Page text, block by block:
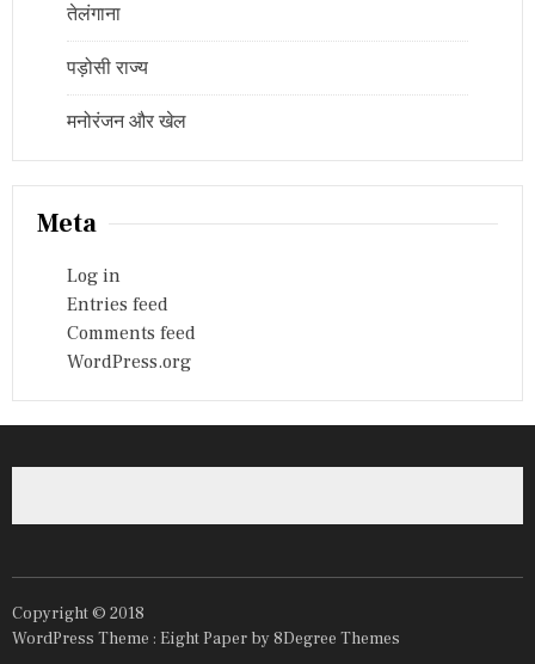
तेलंगाना
पड़ोसी राज्य
मनोरंजन और खेल
Meta
Log in
Entries feed
Comments feed
WordPress.org
Copyright © 2018
WordPress Theme : Eight Paper by 8Degree Themes